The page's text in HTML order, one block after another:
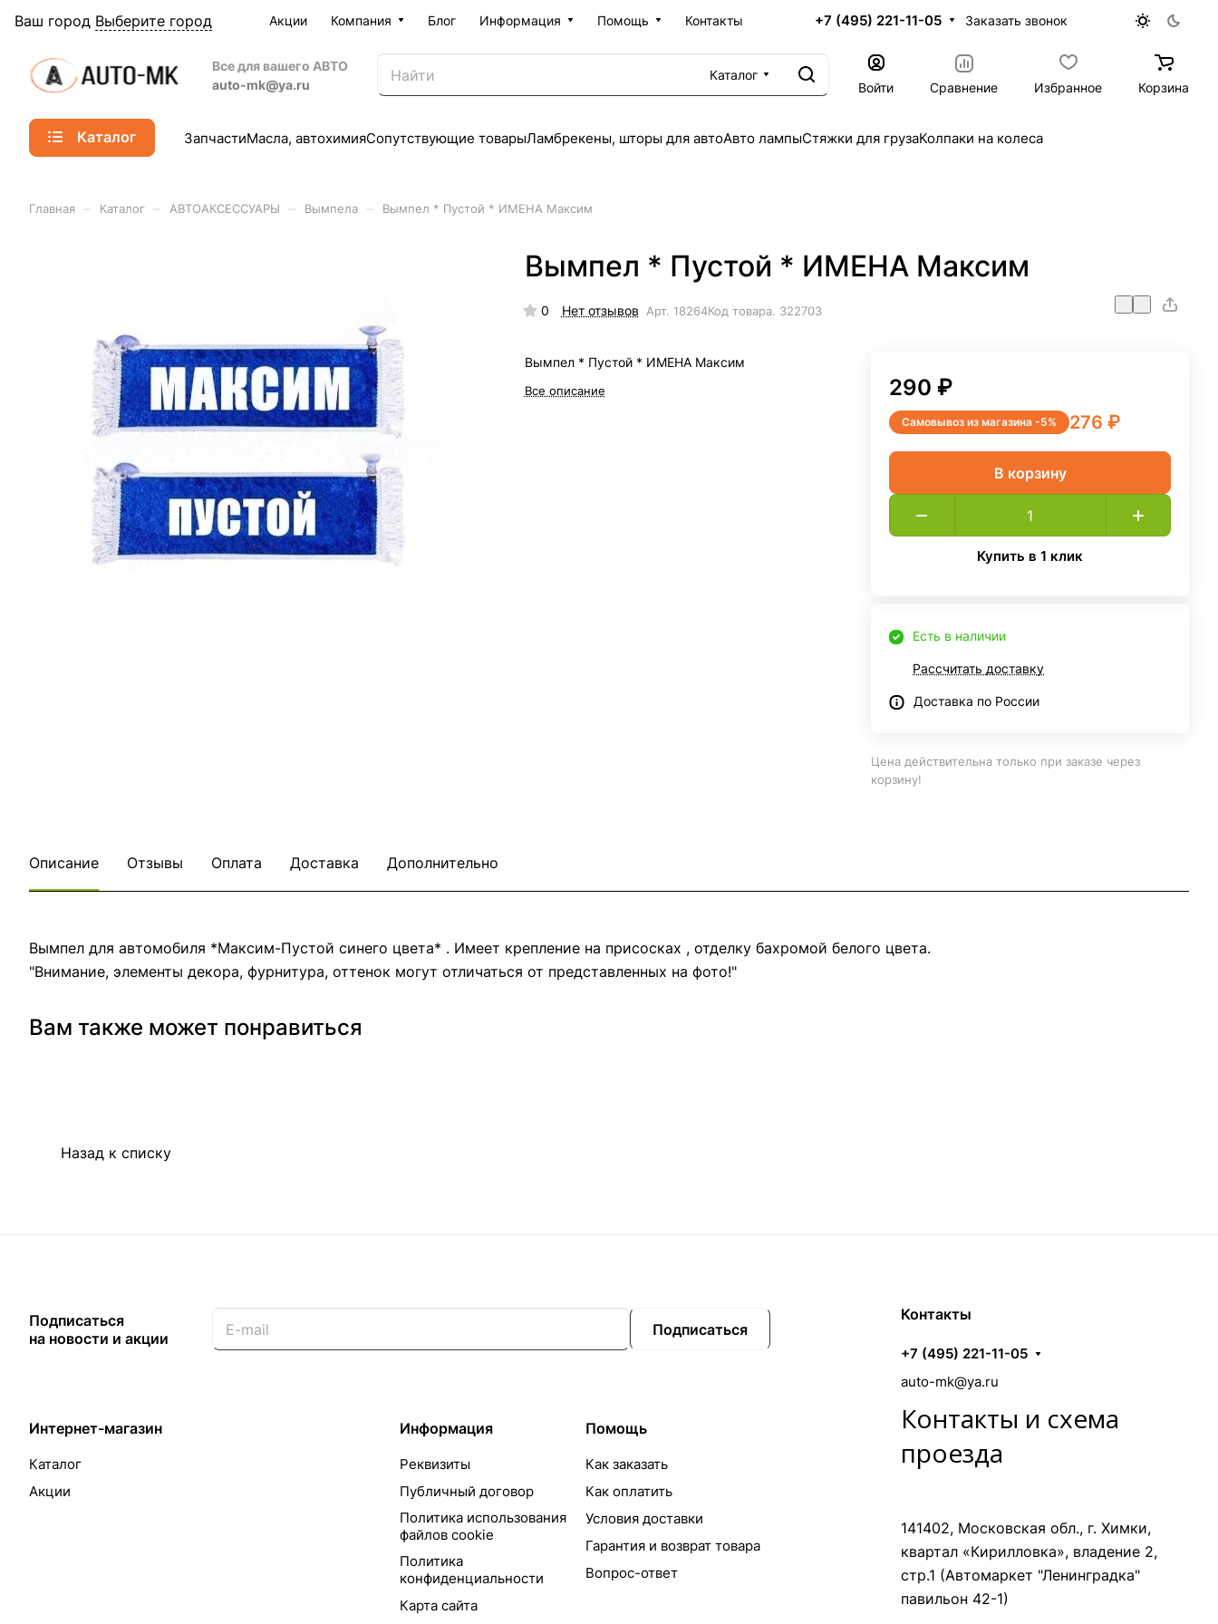
Ваш город Выберите город Акции Компания Блог Информация Помощь Контакты +7 (495) 221-11-05 Заказать звонок
Все для вашего АВТО
auto-mk@ya.ru
Каталог
Войти
Сравнение Избранное Корзина
Каталог ЗапчастиМасла, автохимияСопутствующие товарыЛамбрекены, шторы для автоАвто лампыСтяжки для грузаКолпаки на колеса
Главная Каталог АВТОАКСЕССУАРЫ Вымпела Вымпел * Пустой * ИМЕНА Максим
Вымпел * Пустой * ИМЕНА Максим
0 Нет отзывов Арт. 18264Код товара. 322703
Вымпел * Пустой * ИМЕНА Максим
Все описание 290 ₽
Самовывоз из магазина -5% 276 ₽
В корзину
Купить в 1 клик
Есть в наличии
Рассчитать доставку
Доставка по России
Цена действительна только при заказе через
корзину!
Описание Отзывы Оплата Доставка Дополнительно
Вымпел для автомобиля *Максим-Пустой синего цвета* . Имеет крепление на присосках , отделку бахромой белого цвета.
"Внимание, элементы декора, фурнитура, оттенок могут отличаться от представленных на фото!"
Вам также может понравиться
Назад к списку
Подписаться
на новости и акции
Подписаться
Интернет-магазин
Каталог
Акции
Информация
Реквизиты
Публичный договор
Политика использования
файлов cookie
Политика
конфиденциальности
Карта сайта
Помощь
Как заказать
Как оплатить
Условия доставки
Гарантия и возврат товара
Вопрос-ответ
Контакты
+7 (495) 221-11-05
auto-mk@ya.ru
Контакты и схема
проезда
141402, Московская обл., г. Химки,
квартал «Кирилловка», владение 2,
стр.1 (Автомаркет "Ленинградка"
павильон 42-1)